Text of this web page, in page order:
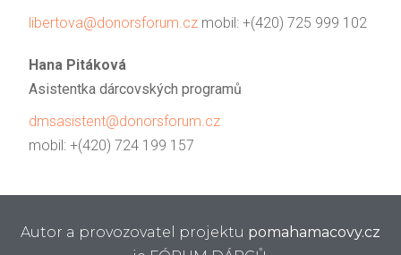
libertova@donorsforum.cz mobil: +(420) 725 999 102
Hana Pitáková
Asistentka dárcovských programů
dmsasistent@donorsforum.cz
mobil: +(420) 724 199 157
Autor a provozovatel projektu pomahamacovy.cz